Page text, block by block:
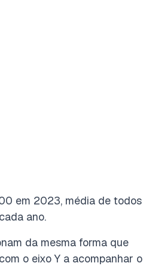
em 2023, média de todos
ano.
da mesma forma que
o eixo Y a acompanhar o